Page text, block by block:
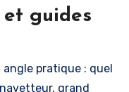
guides
angle pratique : quel
grand